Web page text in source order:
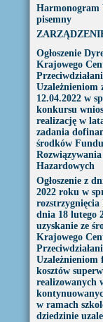
Harmonogram
pisemny
Ogłoszenie
Krajowego
Uzależnieniom
12.04.2022 w
konkursu
realizację w
zadania
środków
Hazardowych
Ogłoszenie z
2022 roku w
dnia 18 lutego
uzyskanie ze
Krajowego
Uzależnieniom
kosztów
realizowanych
w ramach
dziedzinie